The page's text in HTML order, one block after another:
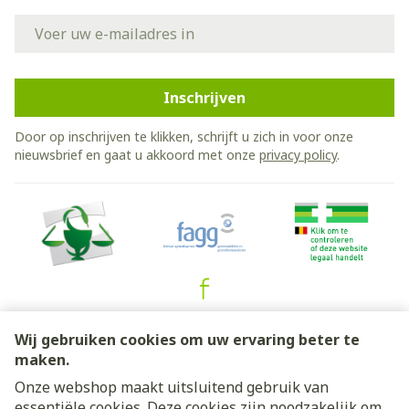
Wij gebruiken cookies om uw ervaring beter te
maken.
Onze webshop maakt uitsluitend gebruik van
Inschrijven
Door op inschrijven te klikken, schrijft u zich in voor onze
nieuwsbrief en gaat u akkoord met onze privacy policy.
Juridische links